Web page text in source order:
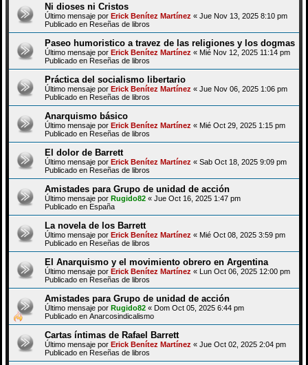
Ni dioses ni Cristos
Último mensaje por Erick Benítez Martínez « Jue Nov 13, 2025 8:10 pm
Publicado en Reseñas de libros
Paseo humoristico a travez de las religiones y los dogmas
Último mensaje por Erick Benítez Martínez « Mié Nov 12, 2025 11:14 pm
Publicado en Reseñas de libros
Práctica del socialismo libertario
Último mensaje por Erick Benítez Martínez « Jue Nov 06, 2025 1:06 pm
Publicado en Reseñas de libros
Anarquismo básico
Último mensaje por Erick Benítez Martínez « Mié Oct 29, 2025 1:15 pm
Publicado en Reseñas de libros
El dolor de Barrett
Último mensaje por Erick Benítez Martínez « Sab Oct 18, 2025 9:09 pm
Publicado en Reseñas de libros
Amistades para Grupo de unidad de acción
Último mensaje por Rugido82 « Jue Oct 16, 2025 1:47 pm
Publicado en España
La novela de los Barrett
Último mensaje por Erick Benítez Martínez « Mié Oct 08, 2025 3:59 pm
Publicado en Reseñas de libros
El Anarquismo y el movimiento obrero en Argentina
Último mensaje por Erick Benítez Martínez « Lun Oct 06, 2025 12:00 pm
Publicado en Reseñas de libros
Amistades para Grupo de unidad de acción
Último mensaje por Rugido82 « Dom Oct 05, 2025 6:44 pm
Publicado en Anarcosindicalismo
Cartas íntimas de Rafael Barrett
Último mensaje por Erick Benítez Martínez « Jue Oct 02, 2025 2:04 pm
Publicado en Reseñas de libros